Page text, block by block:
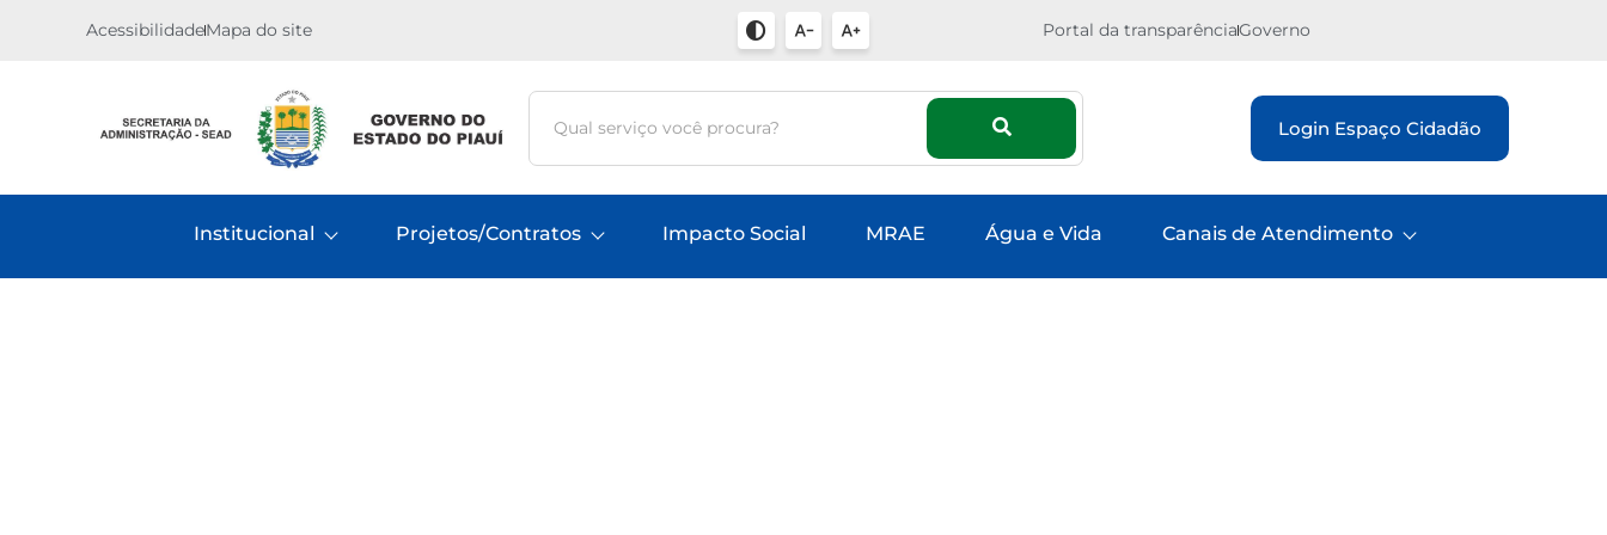
AcessibilidadeMapa do site Portal da transparênciaGoverno
Login Espaço Cidadão
Institucional Projetos/Contratos Impacto Social MRAE Água e Vida Canais de Atendimento